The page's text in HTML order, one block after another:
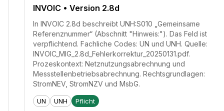
INVOIC • Version 2.8d
In INVOIC 2.8d beschreibt UNH:S010 „Gemeinsame
Referenznummer“ (Abschnitt "Hinweis:"). Das Feld ist
verpflichtend. Fachliche Codes: UN und UNH. Quelle:
INVOIC_MIG_2.8d_Fehlerkorrektur_20250131.pdf.
Prozeskontext: Netznutzungsabrechnung und
Messstellenbetriebsabrechnung. Rechtsgrundlagen:
StromNEV, StromNZV und MsbG.
UN UNH Pflicht